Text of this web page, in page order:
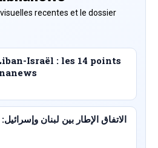
recentes et le dossier
Israël : les 14 points